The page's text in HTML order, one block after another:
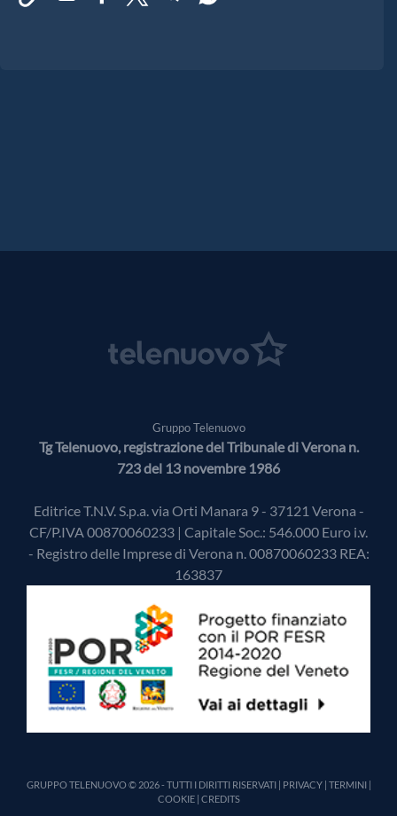
Gruppo Telenuovo
Tg Telenuovo, registrazione del Tribunale di Verona n.
723 del 13 novembre 1986
Editrice T.N.V. S.p.a. via Orti Manara 9 - 37121 Verona -
CF/P.IVA 00870060233 | Capitale Soc.: 546.000 Euro i.v.
- Registro delle Imprese di Verona n. 00870060233 REA:
163837
GRUPPO TELENUOVO © 2026 - TUTTI I DIRITTI RISERVATI | PRIVACY| TERMINI|
COOKIE| CREDITS